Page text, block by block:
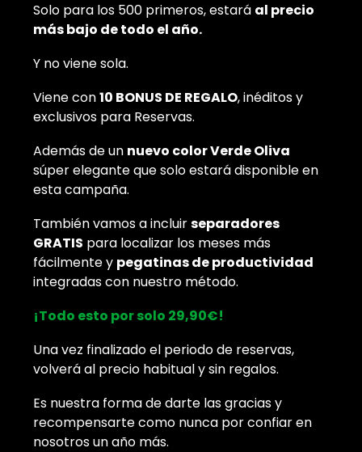
Solo para los 500 primeros, estará al precio
más bajo de todo el año.
Y no viene sola.
Viene con10 BONUS DE REGALO, inéditos y
exclusivos para Reservas.
Además de un nuevo color Verde Oliva
súper elegante que solo estará disponible en
esta campaña.
También vamos a incluirseparadores
GRATIS para localizar los meses más
fácilmente y pegatinas de productividad
integradas con nuestro método.
¡Todo esto por solo 29,90€!
Una vez finalizado el periodo de reservas,
volverá al precio habitual y sin regalos.
Es nuestra forma de darte las gracias y
recompensarte como nunca por confiar en
nosotros un año más.